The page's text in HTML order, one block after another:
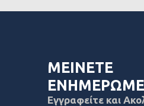
ΜΕΙΝΕΤΕ
Εγγραφείτε και